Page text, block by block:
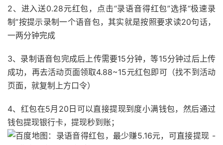
2、进入送0.28元红包，点击“录语音得红包”选择“极速录
制”按提示录制一个语音包，其实就是按照要求读20句话，
一两分钟完成
3、录制语音包完成后上传需要15分钟，等15分钟过后上传
成功，再去活动页面领取4.88~15元红包即可（找不到活动
页面，就复制上方口令）
4、红包在5月20日可以直接提现到度小满钱包，然后通过
钱包提现银行卡，提现秒到账；